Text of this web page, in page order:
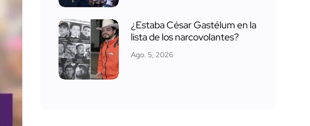
¿Estaba César Gastélum en la
lista de los narcovolantes?
Ago. 5, 2026